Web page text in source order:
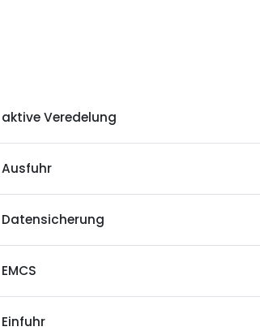
aktive Veredelung
Ausfuhr
Datensicherung
EMCS
Einfuhr